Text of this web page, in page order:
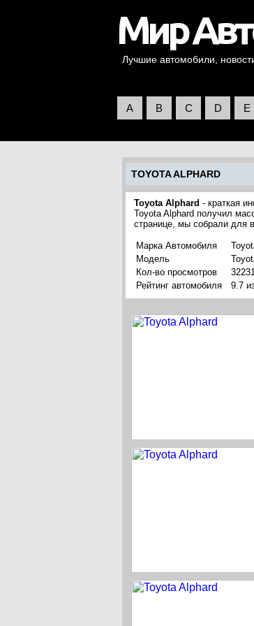
Лучшие автомобили,
A B C D E
TOYOTA ALPHARD
Toyota Alphard - краткая
Toyota Alphard получил
странице, мы собрали для
Марка Автомобиля
Модель
Кол-во просмотров
Рейтинг автомобиля
9.7